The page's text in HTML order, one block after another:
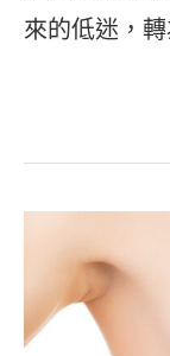
來的低迷，